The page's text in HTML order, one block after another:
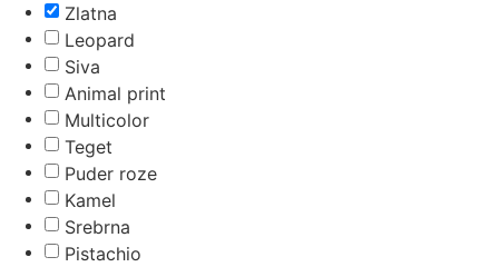
Zlatna
Leopard
Siva
Animal print
Multicolor
Teget
Puder roze
Kamel
Srebrna
Pistachio